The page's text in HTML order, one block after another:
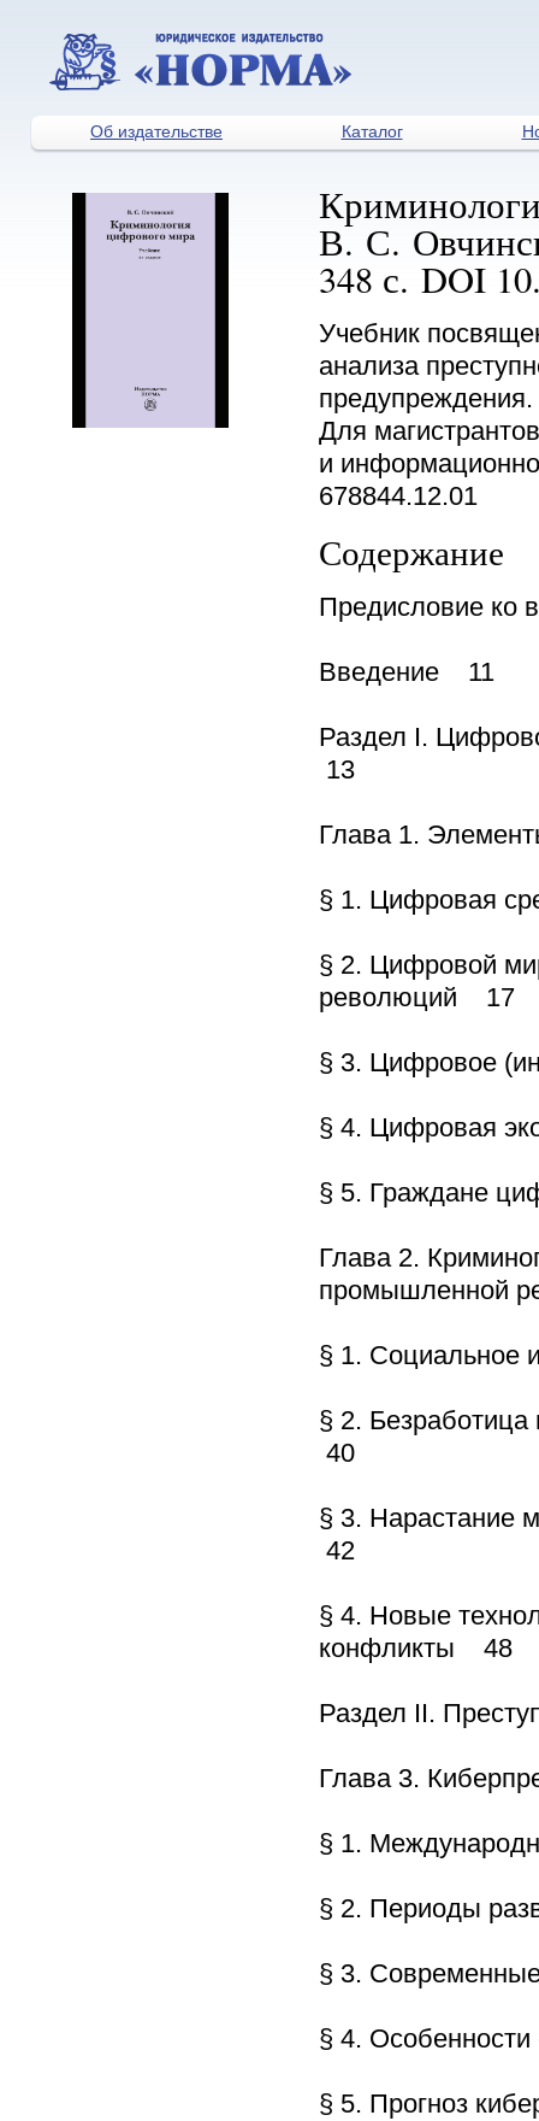
Об издательстве Каталог
В. С.
348 с. DOI
Учебник
анализа
предупреждения.
Для
и
678844.12.01
Содержание
Предисловие ко
Введение 11
Раздел I.
13
Глава 1.
§ 1. Цифровая
§ 2. Цифровой
революций 17
§ 3. Цифровое
§ 4. Цифровая
§ 5. Граждане
Глава 2.
промышленной
§ 1. Социальное
§ 2.
40
§ 3. Нарастание
42
§ 4. Новые
конфликты 48
Раздел II.
Глава 3.
§ 1.
§ 2. Периоды
§ 3.
§ 4.
§ 5. Прогноз